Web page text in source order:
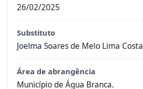
26/02/2025
Substituto
Joelma Soares de Melo Lima Costa
Área de abrangência
Município de Água Branca.